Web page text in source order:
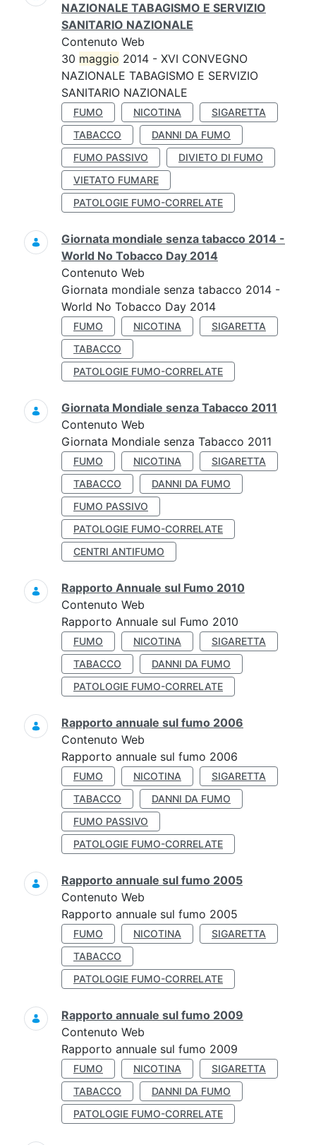
NAZIONALE TABAGISMO E SERVIZIO
SANITARIO NAZIONALE
Contenuto Web
30 maggio 2014 - XVI CONVEGNO
NAZIONALE TABAGISMO E SERVIZIO
SANITARIO NAZIONALE
FUMO NICOTINA
SIGARETTA
TABACCO
DANNI DA FUMO
FUMO PASSIVO
DIVIETO DI FUMO
VIETATO FUMARE
PATOLOGIE FUMO-CORRELATE
Giornata mondiale senza tabacco 2014 -
World No Tobacco Day 2014
Contenuto Web
Giornata mondiale senza tabacco 2014 -
World No Tobacco Day 2014
FUMO NICOTINA
SIGARETTA
TABACCO
PATOLOGIE FUMO-CORRELATE
Giornata Mondiale senza Tabacco 2011
Contenuto Web
Giornata Mondiale senza Tabacco 2011
FUMO NICOTINA
SIGARETTA
TABACCO
DANNI DA FUMO
FUMO PASSIVO
PATOLOGIE FUMO-CORRELATE
CENTRI ANTIFUMO
Rapporto Annuale sul Fumo 2010
Contenuto Web
Rapporto Annuale sul Fumo 2010
FUMO NICOTINA
SIGARETTA
TABACCO
DANNI DA FUMO
PATOLOGIE FUMO-CORRELATE
Rapporto annuale sul fumo 2006
Contenuto Web
Rapporto annuale sul fumo 2006
FUMO NICOTINA
SIGARETTA
TABACCO
DANNI DA FUMO
FUMO PASSIVO
PATOLOGIE FUMO-CORRELATE
Rapporto annuale sul fumo 2005
Contenuto Web
Rapporto annuale sul fumo 2005
FUMO NICOTINA
SIGARETTA
TABACCO
PATOLOGIE FUMO-CORRELATE
Rapporto annuale sul fumo 2009
Contenuto Web
Rapporto annuale sul fumo 2009
FUMO NICOTINA
SIGARETTA
TABACCO
DANNI DA FUMO
PATOLOGIE FUMO-CORRELATE